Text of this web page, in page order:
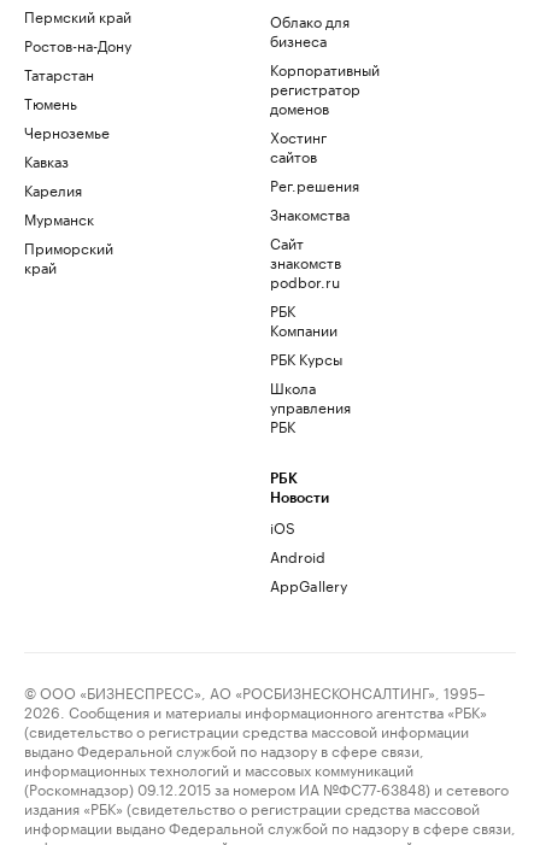
Пермский край
Ростов-на-Дону
Татарстан
Тюмень
Черноземье
Кавказ
Карелия
Мурманск
Приморский
край
Облако для
бизнеса
Корпоративный
регистратор
доменов
Хостинг
сайтов
Рег.решения
Знакомства
Сайт
знакомств
podbor.ru
РБК
Компании
РБК Курсы
Школа
управления
РБК
РБК
Новости
iOS
Android
AppGallery
© ООО «БИЗНЕСПРЕСС», АО «РОСБИЗНЕСКОНСАЛТИНГ», 1995–
2026. Сообщения и материалы информационного агентства «РБК»
(свидетельство о регистрации средства массовой информации
выдано Федеральной службой по надзору в сфере связи,
информационных технологий и массовых коммуникаций
(Роскомнадзор) 09.12.2015 за номером ИА №ФС77-63848) и сетевого
издания «РБК» (свидетельство о регистрации средства массовой
информации выдано Федеральной службой по надзору в сфере связи,